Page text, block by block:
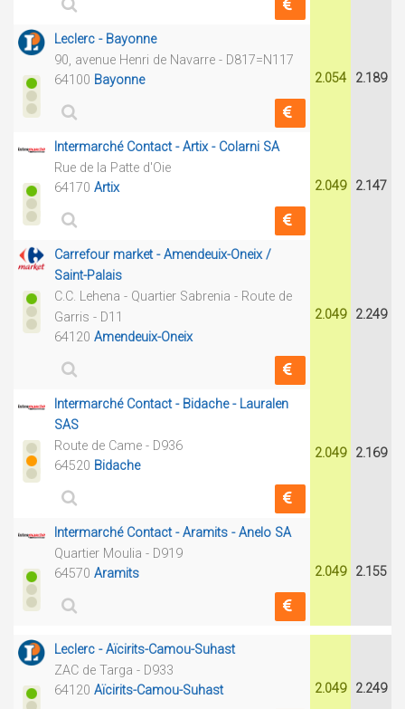
Leclerc - Bayonne
90, avenue Henri de Navarre - D817=N117
64100 Bayonne 2.054 2.189
Intermarché Contact - Artix - Colarni SA
Rue de la Patte d'Oie
64170 Artix 2.049 2.147
Carrefour market - Amendeuix-Oneix /
Saint-Palais
C.C. Lehena - Quartier Sabrenia - Route de
Garris - D11
64120 Amendeuix-Oneix
2.049 2.249
Intermarché Contact - Bidache - Lauralen
SAS
Route de Came - D936
64520 Bidache
2.049 2.169
Intermarché Contact - Aramits - Anelo SA
Quartier Moulia - D919
64570 Aramits 2.049 2.155
Leclerc - Aïcirits-Camou-Suhast
ZAC de Targa - D933
64120 Aïcirits-Camou-Suhast 2.049 2.249